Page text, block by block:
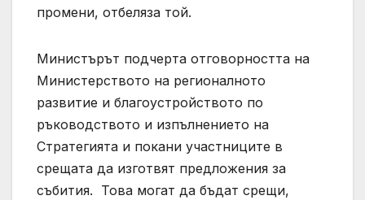
промени, отбеляза той.
Министърът подчерта отговорността на
Министерството на регионалното
развитие и благоустройството по
ръководството и изпълнението на
Стратегията и покани участниците в
срещата да изготвят предложения за
събития. Това могат да бъдат срещи,